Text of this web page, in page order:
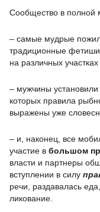
Сообщество в полной
– самые мудрые
традиционные
на различных
– мужчины
которых правила
выражены уже
– и, наконец, все
участие в большом
власти и партнеры
вступлении в силу
речи, раздавалась
ликование.